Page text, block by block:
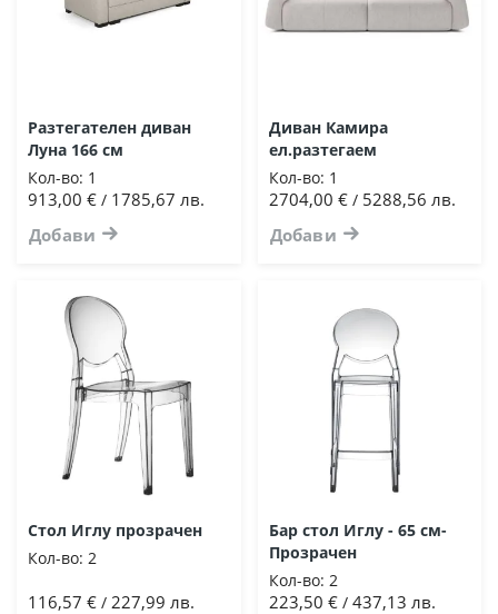
Разтегателен диван
Луна 166 см
Кол-во: 1
913,00 € / 1785,67 лв.
Добави
Диван Камира
ел.разтегаем
Кол-во: 1
2704,00 €/ 5288,56 лв.
Добави
Стол Иглу прозрачен
Кол-во: 2
116,57 € / 227,99 лв.
Бар стол Иглу - 65 см-
Прозрачен
Кол-во: 2
223,50 €/ 437,13 лв.